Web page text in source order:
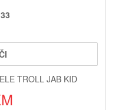
33
TROLL JAB KID